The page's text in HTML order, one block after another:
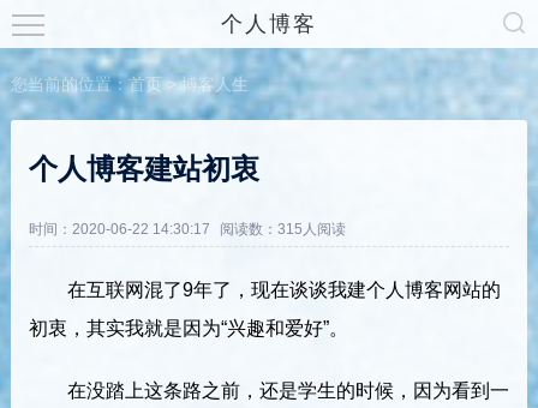
个人博客
您当前的位置：首页>博客人生
个人博客建站初衷
时间：2020-06-22 14:30:17 阅读数： 315人阅读
在互联网混了9年了，现在谈谈我建个人博客网站的
初衷，其实我就是因为“兴趣和爱好”。
在没踏上这条路之前，还是学生的时候，因为看到一